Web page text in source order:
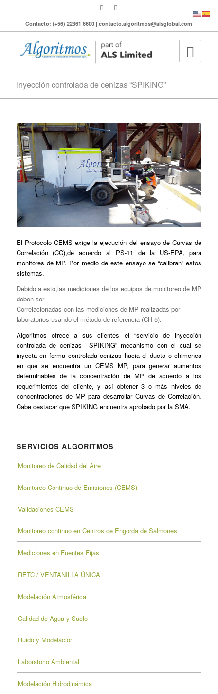
Contacto: (+56) 22361 6600 | contacto.algoritmos@alsglobal.com
Inyección controlada de cenizas “SPIKING”
El Protocolo CEMS exige la ejecución del ensayo de Curvas de
Correlación (CC),de acuerdo al PS-11 de la US-EPA, para
monitores de MP. Por medio de este ensayo se “calibran” estos
sistemas.
Debido a esto,las mediciones de los equipos de monitoreo de MP
deben ser
Correlacionadas con las mediciones de MP realizadas por
laboratorios usando el método de referencia (CH-5).
Algoritmos ofrece a sus clientes el “servicio de inyección
controlada de cenizas SPIKING” mecanismo con el cual se
inyecta en forma controlada cenizas hacia el ducto o chimenea
en que se encuentra un CEMS MP, para generar aumentos
determinables de la concentración de MP de acuerdo a los
requerimientos del cliente, y así obtener 3 o más niveles de
concentraciones de MP para desarrollar Curvas de Correlación.
Cabe destacar que SPIKING encuentra aprobado por la SMA.
SERVICIOS ALGORITMOS
Monitoreo de Calidad del Aire
Monitoreo Continuo de Emisiones (CEMS)
Validaciones CEMS
Monitoreo continuo en Centros de Engorda de Salmones
Mediciones en Fuentes Fijas
RETC / VENTANILLA ÚNICA
Modelación Atmosférica
Calidad de Agua y Suelo
Ruido y Modelación
Laboratorio Ambiental
Modelación Hidrodinámica